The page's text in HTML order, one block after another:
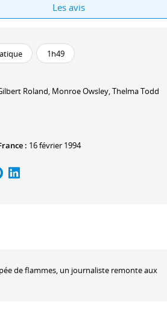
Les avis
1h49
Roland, Monroe Owsley,Thelma Todd
: 16 février 1994
de flammes, un journaliste remonte aux